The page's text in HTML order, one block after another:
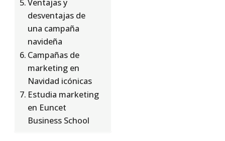
Ventajas y
desventajas de
una campaña
navideña
Campañas de
marketing en
Navidad icónicas
Estudia marketing
en Euncet
Business School